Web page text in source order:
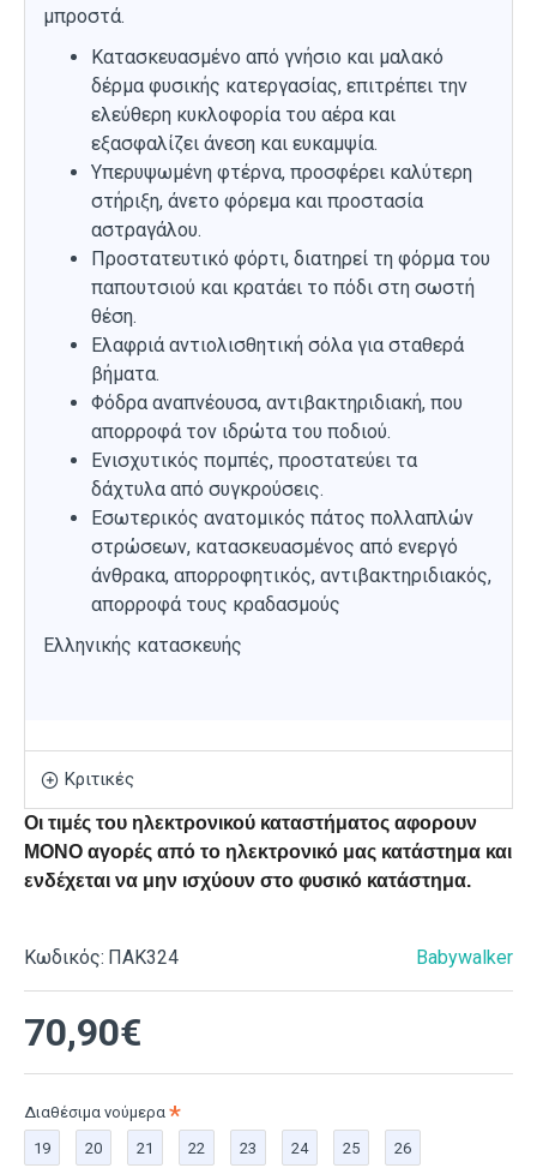
μπροστά.
Κατασκευασμένο από γνήσιο και μαλακό
δέρμα φυσικής κατεργασίας, επιτρέπει την
ελεύθερη κυκλοφορία του αέρα και
εξασφαλίζει άνεση και ευκαμψία.
Υπερυψωμένη φτέρνα, προσφέρει καλύτερη
στήριξη, άνετο φόρεμα και προστασία
αστραγάλου.
Προστατευτικό φόρτι, διατηρεί τη φόρμα του
παπουτσιού και κρατάει το πόδι στη σωστή
θέση.
Ελαφριά αντιολισθητική σόλα για σταθερά
βήματα.
Φόδρα αναπνέουσα, αντιβακτηριδιακή, που
απορροφά τον ιδρώτα του ποδιού.
Ενισχυτικός πομπές, προστατεύει τα
δάχτυλα από συγκρούσεις.
Εσωτερικός ανατομικός πάτος πολλαπλών
στρώσεων, κατασκευασμένος από ενεργό
άνθρακα, απορροφητικός, αντιβακτηριδιακός,
απορροφά τους κραδασμούς
Ελληνικής κατασκευής
Κριτικές
Οι τιμές του ηλεκτρονικού καταστήματος αφορουν
ΜΟΝΟ αγορές από το ηλεκτρονικό μας κατάστημα και
ενδέχεται να μην ισχύουν στο φυσικό κατάστημα.
Κωδικός: ΠΑΚ324 Babywalker
70,90€
Διαθέσιμα νούμερα
19
20 21 22 23 24 25 26